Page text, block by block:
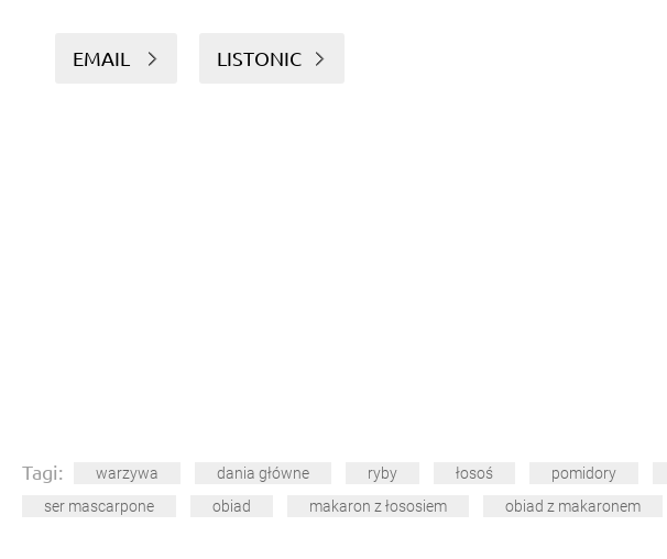
EMAIL LISTONIC
Tagi: warzywa dania główne ryby łosoś pomidory
ser mascarpone
obiad makaron z łososiem obiad z makaronem